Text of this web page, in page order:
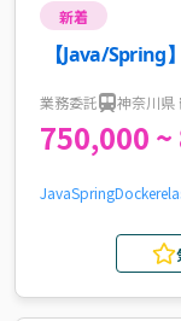
新着
【Java/Spring
業務委託 神奈川県
750,000
JavaSpringDocker